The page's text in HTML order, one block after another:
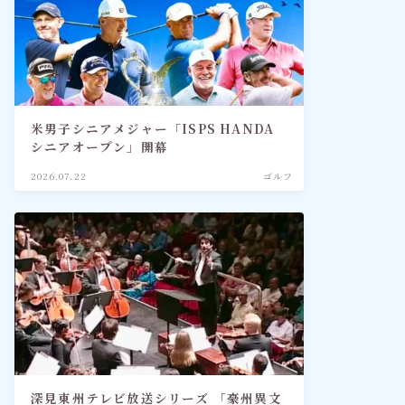
米男子シニアメジャー「ISPS HANDA
シニアオープン」開幕
2026.07.22 ゴルフ
深見東州テレビ放送シリーズ 「豪州異文